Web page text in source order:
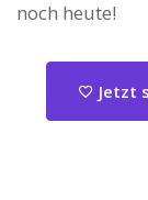
noch heute!
Jetzt